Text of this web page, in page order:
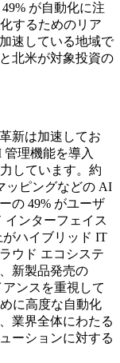
が自動化に注
するためのリア
速している地域で
北米が対象投資の
新は加速してお
管理機能を導入
しています。約
ッピングなどの AI
の 49% がユーザ
インターフェイス
がハイブリッド IT
ウド エコシステ
新製品発売の
ンスを重視して
に高度な自動化
業界全体にわたる
ーションに対する